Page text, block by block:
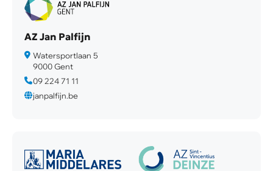
AZ Jan Palfijn
Watersportlaan 5
9000 Gent
09 224 71 11
janpalfijn.be